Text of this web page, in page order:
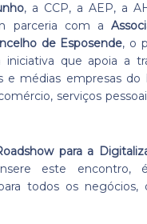
, a CCP, a AEP, a
parceria com a
de Esposende, o
iniciativa que apoia a
e médias empresas
serviços
para a
este encontro,
todos os negócios,